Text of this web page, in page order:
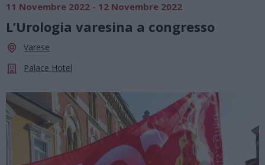
11 Novembre 2022 - 12 Novembre 2022
L’Urologia varesina a congresso
Varese
Palace Hotel